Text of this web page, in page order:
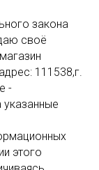
закона
своё
111538,г.
-
этого